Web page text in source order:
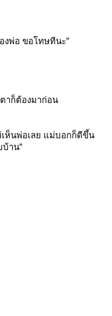
งพ่อ ขอโทษทีนะ”
าก็ต้องมาก่อน
ห็นพ่อเลย แม่บอกก็ดีขึ้น
าน”